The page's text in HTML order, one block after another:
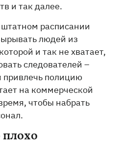
и так далее.
расписании
людей из
и так не хватает,
следователей –
привлечь полицию
на коммерческой
чтобы набрать
плохо